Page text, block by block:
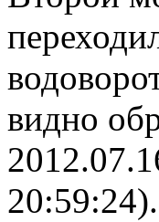
видно
20:59:24).